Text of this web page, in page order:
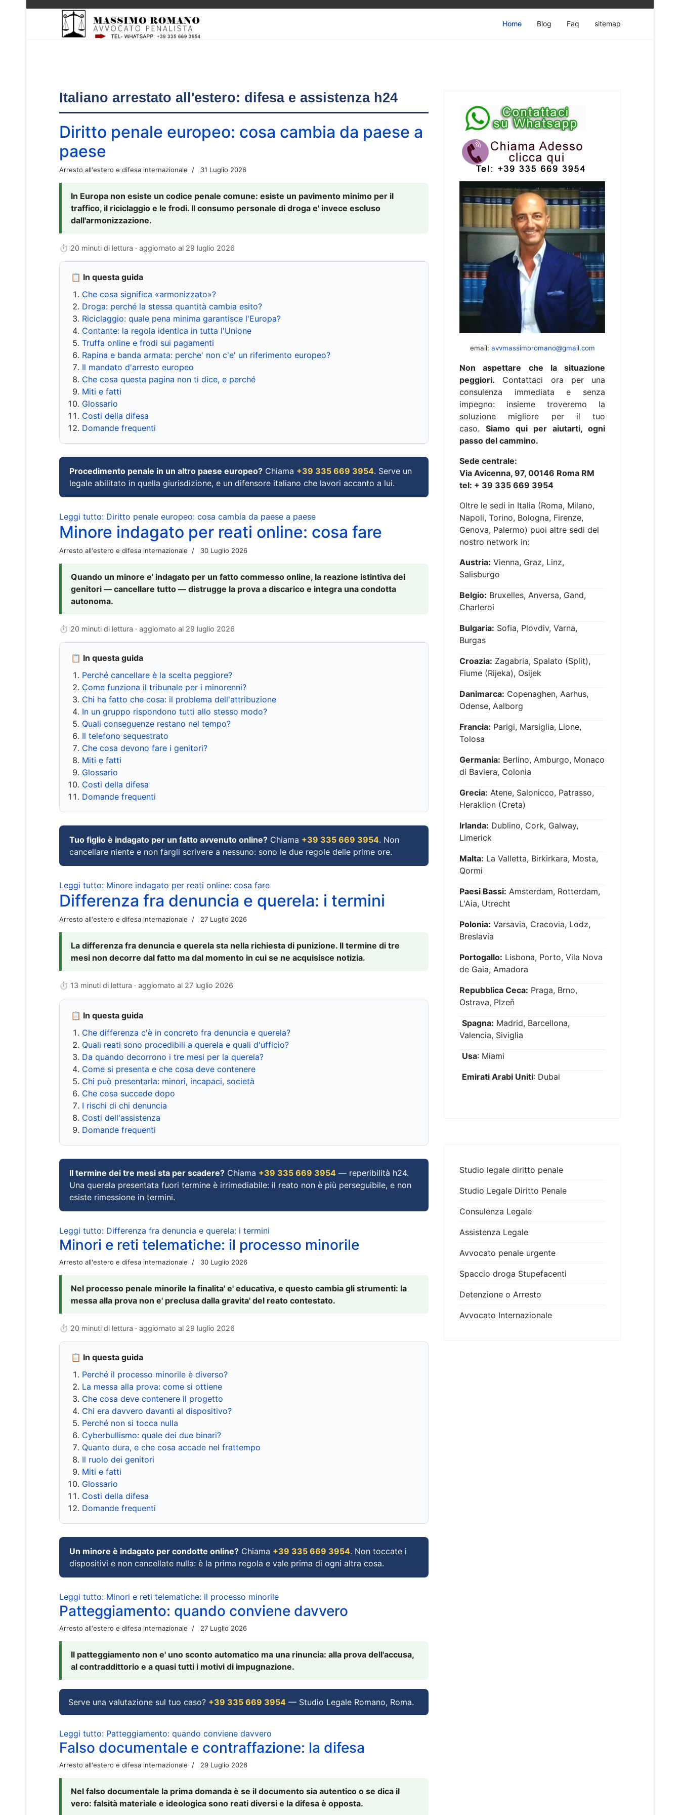
Home Blog Faq sitemap
Italiano arrestato all'estero: difesa e assistenza h24
Diritto penale europeo: cosa cambia da paese a
paese
Arresto all'estero e difesa internazionale 31 Luglio 2026
In Europa non esiste un codice penale comune: esiste un pavimento minimo per il
traffico, il riciclaggio e le frodi. Il consumo personale di droga e' invece escluso
dall'armonizzazione.
⏱ 20 minuti di lettura · aggiornato al 29 luglio 2026
📋 In questa guida
Che cosa significa «armonizzato»?
Droga: perché la stessa quantità cambia esito?
Riciclaggio: quale pena minima garantisce l'Europa?
Contante: la regola identica in tutta l'Unione
Truffa online e frodi sui pagamenti
Rapina e banda armata: perche' non c'e' un riferimento europeo?
Il mandato d'arresto europeo
Che cosa questa pagina non ti dice, e perché
Miti e fatti
Glossario
Costi della difesa
Domande frequenti
Procedimento penale in un altro paese europeo? Chiama +39 335 669 3954. Serve un
legale abilitato in quella giurisdizione, e un difensore italiano che lavori accanto a lui.
Leggi tutto: Diritto penale europeo: cosa cambia da paese a paese
Minore indagato per reati online: cosa fare
Arresto all'estero e difesa internazionale 30 Luglio 2026
Quando un minore e' indagato per un fatto commesso online, la reazione istintiva dei
genitori — cancellare tutto — distrugge la prova a discarico e integra una condotta
autonoma.
⏱ 20 minuti di lettura · aggiornato al 29 luglio 2026
📋 In questa guida
Perché cancellare è la scelta peggiore?
Come funziona il tribunale per i minorenni?
Chi ha fatto che cosa: il problema dell'attribuzione
In un gruppo rispondono tutti allo stesso modo?
Quali conseguenze restano nel tempo?
Il telefono sequestrato
Che cosa devono fare i genitori?
Miti e fatti
Glossario
Costi della difesa
Domande frequenti
Tuo figlio è indagato per un fatto avvenuto online? Chiama +39 335 669 3954. Non
cancellare niente e non fargli scrivere a nessuno: sono le due regole delle prime ore.
Leggi tutto: Minore indagato per reati online: cosa fare
Differenza fra denuncia e querela: i termini
Arresto all'estero e difesa internazionale 27 Luglio 2026
La differenza fra denuncia e querela sta nella richiesta di punizione. Il termine di tre
mesi non decorre dal fatto ma dal momento in cui se ne acquisisce notizia.
⏱ 13 minuti di lettura · aggiornato al 27 luglio 2026
📋 In questa guida
Che differenza c'è in concreto fra denuncia e querela?
Quali reati sono procedibili a querela e quali d'ufficio?
Da quando decorrono i tre mesi per la querela?
Come si presenta e che cosa deve contenere
Chi può presentarla: minori, incapaci, società
Che cosa succede dopo
I rischi di chi denuncia
Costi dell'assistenza
Domande frequenti
Il termine dei tre mesi sta per scadere? Chiama +39 335 669 3954 — reperibilità h24.
Una querela presentata fuori termine è irrimediabile: il reato non è più perseguibile, e non
esiste rimessione in termini.
Leggi tutto: Differenza fra denuncia e querela: i termini
Minori e reti telematiche: il processo minorile
Arresto all'estero e difesa internazionale 30 Luglio 2026
Nel processo penale minorile la finalita' e' educativa, e questo cambia gli strumenti: la
messa alla prova non e' preclusa dalla gravita' del reato contestato.
⏱ 20 minuti di lettura · aggiornato al 29 luglio 2026
📋 In questa guida
Perché il processo minorile è diverso?
La messa alla prova: come si ottiene
Che cosa deve contenere il progetto
Chi era davvero davanti al dispositivo?
Perché non si tocca nulla
Cyberbullismo: quale dei due binari?
Quanto dura, e che cosa accade nel frattempo
Il ruolo dei genitori
Miti e fatti
Glossario
Costi della difesa
Domande frequenti
Un minore è indagato per condotte online? Chiama +39 335 669 3954. Non toccate i
dispositivi e non cancellate nulla: è la prima regola e vale prima di ogni altra cosa.
Leggi tutto: Minori e reti telematiche: il processo minorile
Patteggiamento: quando conviene davvero
Arresto all'estero e difesa internazionale 27 Luglio 2026
Il patteggiamento non e' uno sconto automatico ma una rinuncia: alla prova dell'accusa,
al contraddittorio e a quasi tutti i motivi di impugnazione.
Serve una valutazione sul tuo caso? +39 335 669 3954 — Studio Legale Romano, Roma.
Leggi tutto: Patteggiamento: quando conviene davvero
Falso documentale e contraffazione: la difesa
Arresto all'estero e difesa internazionale 29 Luglio 2026
Nel falso documentale la prima domanda è se il documento sia autentico o se dica il
vero: falsità materiale e ideologica sono reati diversi e la difesa è opposta.
email: avvmassimoromano@gmail.com
Non aspettare che la situazione
peggiori. Contattaci ora per una
consulenza immediata e senza
impegno: insieme troveremo la
soluzione migliore per il tuo
caso. Siamo qui per aiutarti, ogni
passo del cammino.
Sede centrale:
Via Avicenna, 97, 00146 Roma RM
tel: + 39 335 669 3954
Oltre le sedi in Italia (Roma, Milano,
Napoli, Torino, Bologna, Firenze,
Genova, Palermo) puoi altre sedi del
nostro network in:
Austria: Vienna, Graz, Linz,
Salisburgo
Belgio: Bruxelles, Anversa, Gand,
Charleroi
Bulgaria: Sofia, Plovdiv, Varna,
Burgas
Croazia: Zagabria, Spalato (Split),
Fiume (Rijeka), Osijek
Danimarca: Copenaghen, Aarhus,
Odense, Aalborg
Francia: Parigi, Marsiglia, Lione,
Tolosa
Germania: Berlino, Amburgo, Monaco
di Baviera, Colonia
Grecia: Atene, Salonicco, Patrasso,
Heraklion (Creta)
Irlanda: Dublino, Cork, Galway,
Limerick
Malta: La Valletta, Birkirkara, Mosta,
Qormi
Paesi Bassi: Amsterdam, Rotterdam,
L'Aia, Utrecht
Polonia: Varsavia, Cracovia, Lodz,
Breslavia
Portogallo: Lisbona, Porto, Vila Nova
de Gaia, Amadora
Repubblica Ceca: Praga, Brno,
Ostrava, Plzeň
Spagna: Madrid, Barcellona,
Valencia, Siviglia
Usa: Miami
Emirati Arabi Uniti: Dubai
Studio legale diritto penale
Studio Legale Diritto Penale
Consulenza Legale
Assistenza Legale
Avvocato penale urgente
Spaccio droga Stupefacenti
Detenzione o Arresto
Avvocato Internazionale